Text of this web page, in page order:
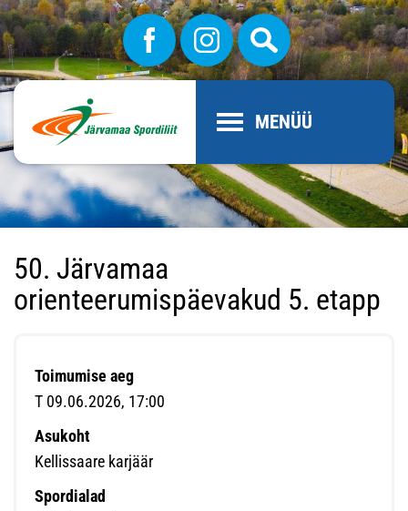
MENÜÜ
50. Järvamaa
orienteerumispäevakud 5. etapp
Toimumise aeg
T 09.06.2026, 17:00
Asukoht
Kellissaare karjäär
Spordialad